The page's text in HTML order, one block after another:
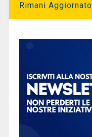
Rimani Aggiornato